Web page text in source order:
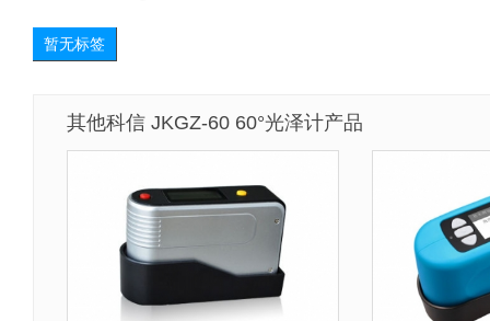
暂无标签
其他科信 JKGZ-60 60°光泽计产品